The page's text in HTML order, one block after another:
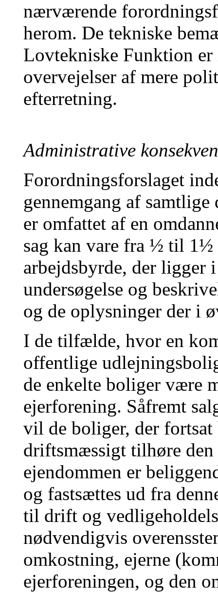
nærværende
herom. De tekniske
Lovtekniske Funktion er
overvejelser af mere
efterretning.
Administrative
Forordningsforslaget
gennemgang af
er omfattet af en
sag kan vare fra ½ til 1½
arbejdsbyrde, der ligger
undersøgelse og
og de oplysninger der i
I de tilfælde, hvor en
offentlige
de enkelte boliger være
ejerforening. Såfremt
vil de boliger, der
driftsmæssigt tilhøre
ejendommen er
og fastsættes ud fra
til drift og
nødvendigvis
omkostning, ejerne
ejerforeningen, og den